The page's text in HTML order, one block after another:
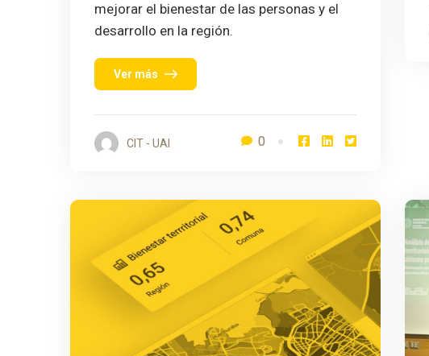
mejorar el bienestar de las personas y el
desarrollo en la región.
Ver más
CIT - UAI 0